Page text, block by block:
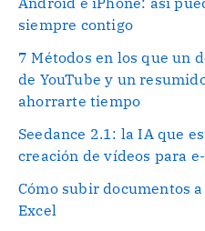
siempre contigo
7 Métodos en los que un
de YouTube y un
ahorrarte tiempo
Seedance 2.1: la IA que
creación de vídeos para
Cómo subir documentos a
Excel